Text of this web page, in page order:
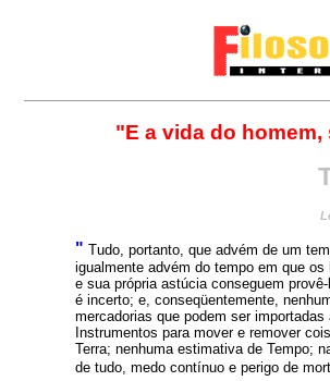
"E a vida do
" Tudo, portanto, que advém de um
igualmente advém do tempo em que
e sua própria astúcia conseguem
é incerto; e, conseqüentemente,
mercadorias que podem ser
Instrumentos para mover e remover
Terra; nenhuma estimativa de Tempo;
de tudo, medo contínuo e perigo de